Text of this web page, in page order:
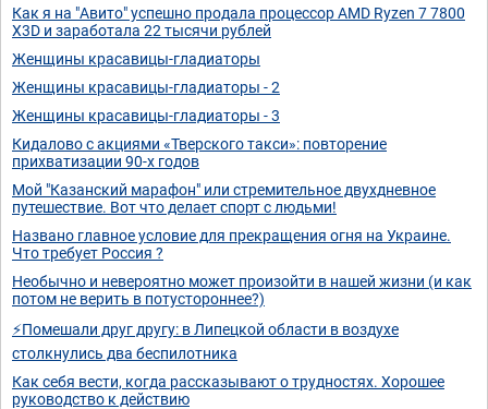
Как я на "Авито" успешно продала процессор AMD Ryzen 7 7800
X3D и заработала 22 тысячи рублей
Женщины красавицы-гладиаторы
Женщины красавицы-гладиаторы - 2
Женщины красавицы-гладиаторы - 3
Кидалово с акциями «Тверского такси»: повторение
прихватизации 90-х годов
Мой "Казанский марафон" или стремительное двухдневное
путешествие. Вот что делает спорт с людьми!
Названо главное условие для прекращения огня на Украине.
Что требует Россия ?
Необычно и невероятно может произойти в нашей жизни (и как
потом не верить в потустороннее?)
⚡Помешали друг другу: в Липецкой области в воздухе
столкнулись два беспилотника
Как себя вести, когда рассказывают о трудностях. Хорошее
руководство к действию